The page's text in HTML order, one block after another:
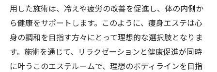
用した施術は、冷えや疲労の改善を促進し、体の内側か
ら健康をサポートします。このように、痩身エステは心
身の調和を目指す方々にとって理想的な選択肢となりま
す。施術を通じて、リラクゼーションと健康促進が同時
に叶うこのエステルームで、理想のボディラインを目指